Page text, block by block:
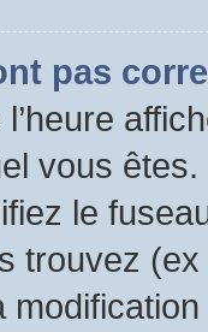
pas
vous
le
trouvez